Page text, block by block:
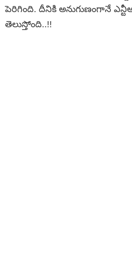
పెరిగింది. దీనికి అనుగుణంగానే
తెలుస్తోంది..!!